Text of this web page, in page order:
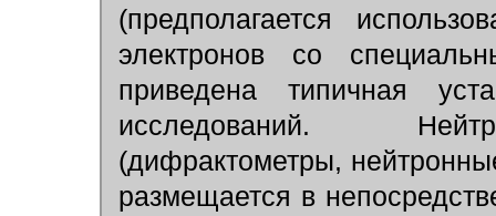
(предполагается
электронов со
приведена типичная
исследований.
(дифрактометры,
размещается в